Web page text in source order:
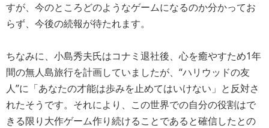
すが、今のところどのようなゲームになるのか分かってお
らず、今後の続報が待たれます。
ちなみに、小島秀夫氏はコナミ退社後、心を癒やすため1年
間の無人島旅行を計画していましたが、“ハリウッドの友
人”に「あなたの才能は歩みを止めてはいけない」と反対さ
れたそうです。それにより、この世界での自分の役割はで
きる限り大作ゲーム作り続けることであると確信したとの